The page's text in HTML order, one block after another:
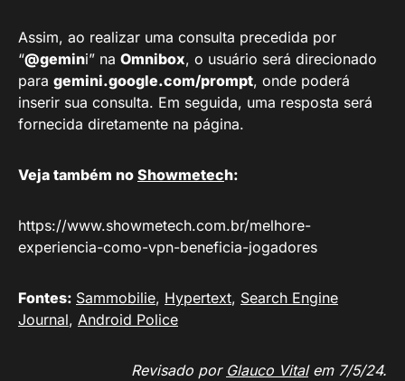
Assim, ao realizar uma consulta precedida por
“@gemini” na Omnibox, o usuário será direcionado
para gemini.google.com/prompt, onde poderá
inserir sua consulta. Em seguida, uma resposta será
fornecida diretamente na página.
Veja também no Showmetech:
https://www.showmetech.com.br/melhore-
experiencia-como-vpn-beneficia-jogadores
Fontes: Sammobilie, Hypertext, Search Engine
Journal, Android Police
Revisado por Glauco Vitalem 7/5/24.